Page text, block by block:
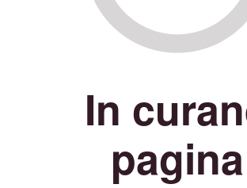
In
pagina